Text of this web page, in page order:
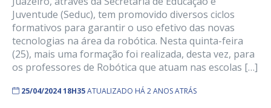
Juventude (Seduc), tem promovido diversos ciclos
formativos para garantir o uso efetivo das novas
tecnologias na área da robótica. Nesta quinta-feira
(25), mais uma formação foi realizada, desta vez, para
os professores de Robótica que atuam nas escolas […]
25/04/2024 18H35ATUALIZADO HÁ 2 ANOS ATRÁS